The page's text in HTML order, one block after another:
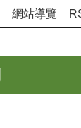
網站導覽